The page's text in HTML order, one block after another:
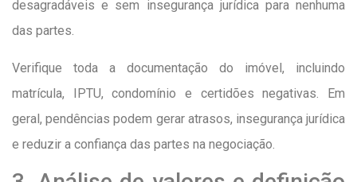
desagradáveis e sem insegurança jurídica para nenhuma
das partes.
Verifique toda a documentação do imóvel, incluindo
matrícula, IPTU, condomínio e certidões negativas. Em
geral, pendências podem gerar atrasos, insegurança jurídica
e reduzir a confiança das partes na negociação.